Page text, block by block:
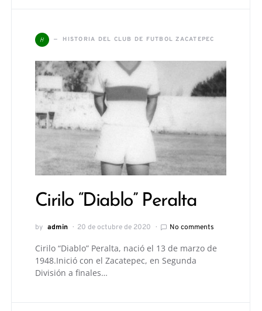
H HISTORIA DEL CLUB DE FUTBOL ZACATEPEC
Cirilo “Diablo” Peralta
by admin 20 de octubre de 2020 No comments
Cirilo “Diablo” Peralta, nació el 13 de marzo de
1948.Inició con el Zacatepec, en Segunda
División a finales…